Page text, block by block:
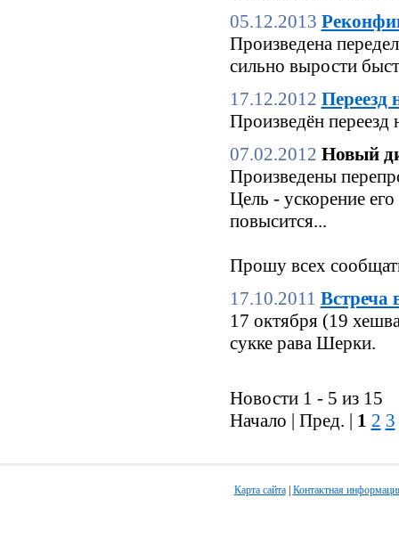
05.12.2013
Произведена
сильно вырости
17.12.2012 Переезд
Произведён переезд
07.02.2012 Новый
Произведены
Цель - ускорение
повысится...
Прошу всех
17.10.2011 Встреча
17 октября (19
сукке рава Шерки.
Новости 1 - 5 из 15
Начало | Пред. | 1 2 3
Карта сайта| Контактная